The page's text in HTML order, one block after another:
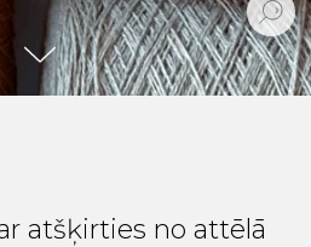
atšķirties no attēlā